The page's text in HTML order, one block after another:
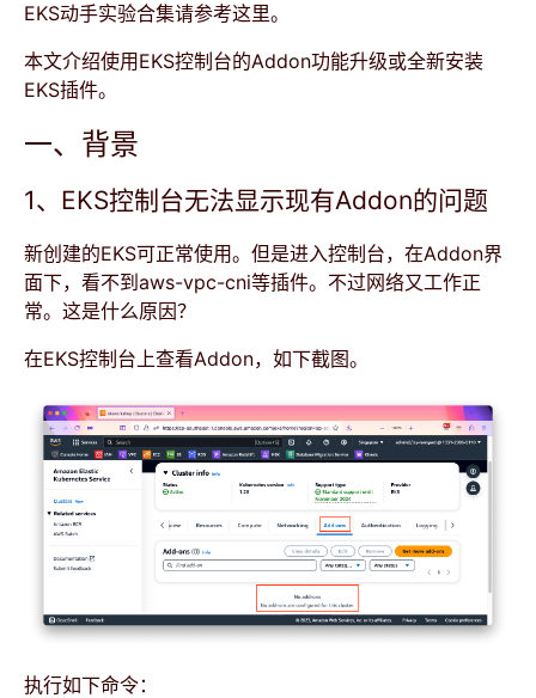
EKS动手实验合集请参考这里。
本文介绍使用EKS控制台的Addon功能升级或全新安装
EKS插件。
一、背景
1、EKS控制台无法显示现有Addon的问题
新创建的EKS可正常使用。但是进入控制台，在Addon界
面下，看不到aws-vpc-cni等插件。不过网络又工作正
常。这是什么原因？
在EKS控制台上查看Addon，如下截图。
执行如下命令：